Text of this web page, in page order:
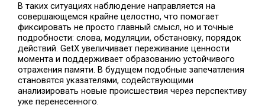
В таких ситуациях наблюдение направляется на
совершающемся крайне целостно, что помогает
фиксировать не просто главный смысл, но и точные
подробности: слова, модуляции, обстановку, порядок
действий. GetX увеличивает переживание ценности
момента и поддерживает образованию устойчивого
отражения памяти. В будущем подобные запечатления
становятся указателями, содействующими
анализировать новые происшествия через перспективу
уже перенесенного.